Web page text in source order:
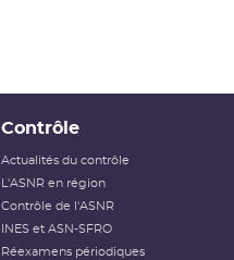
Contrôle
Actualités du contrôle
L'ASNR en région
Contrôle de l'ASNR
INES et ASN-SFRO
Réexamens périodiques